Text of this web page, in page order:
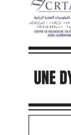
Service